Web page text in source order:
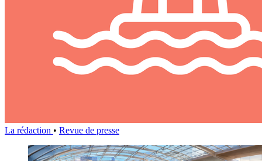
La rédaction • Revue de presse